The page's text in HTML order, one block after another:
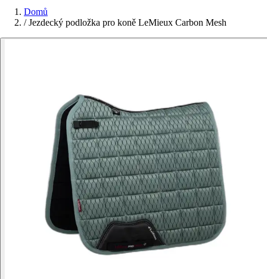
Domů
/ Jezdecký podložka pro koně LeMieux Carbon Mesh